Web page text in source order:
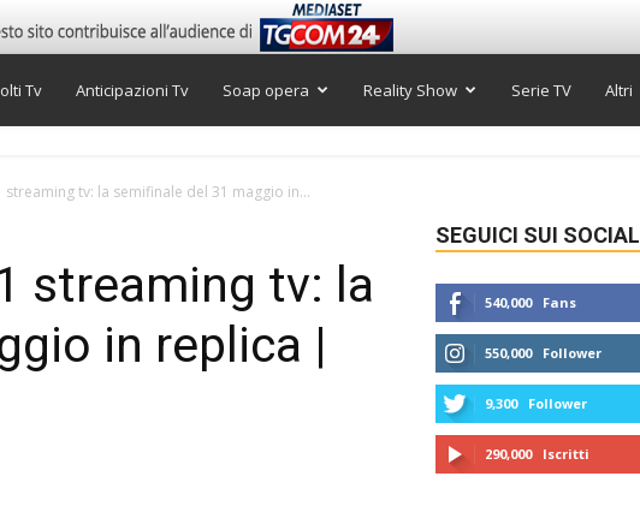
Tv Anticipazioni Tv Soap opera Reality Show Serie TV Altri
streaming tv: la semifinale del 31 maggio in...
streaming tv: la
in replica |
SEGUICI SUI SOCIAL
540,000 Fans
550,000 Follower
9,300 Follower
290,000 Iscritti